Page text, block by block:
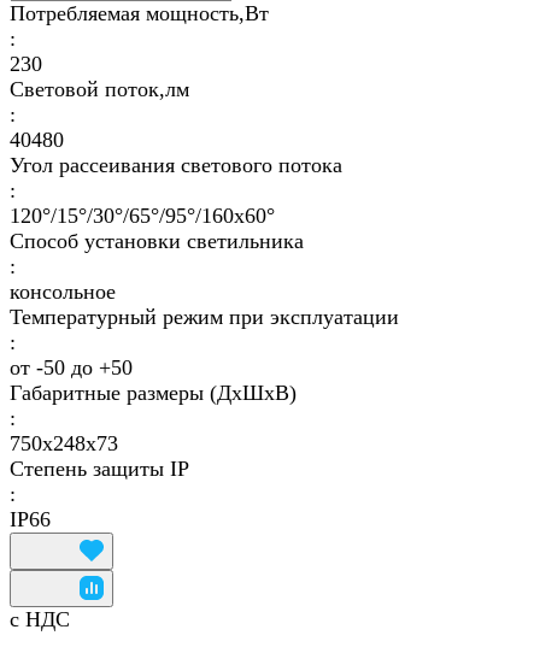
Потребляемая мощность,Вт
:
230
Световой поток,лм
:
40480
Угол рассеивания светового потока
:
120°/15°/30°/65°/95°/160х60°
Способ установки светильника
:
консольное
Температурный режим при эксплуатации
:
от -50 до +50
Габаритные размеры (ДхШхВ)
:
750х248х73
Степень защиты IP
:
IP66
с НДС